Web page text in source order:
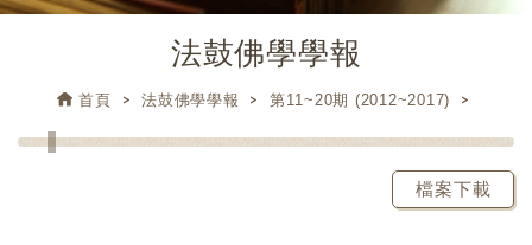
法鼓佛學學報
首頁 法鼓佛學學報 第11~20期 (2012~2017)
檔案下載